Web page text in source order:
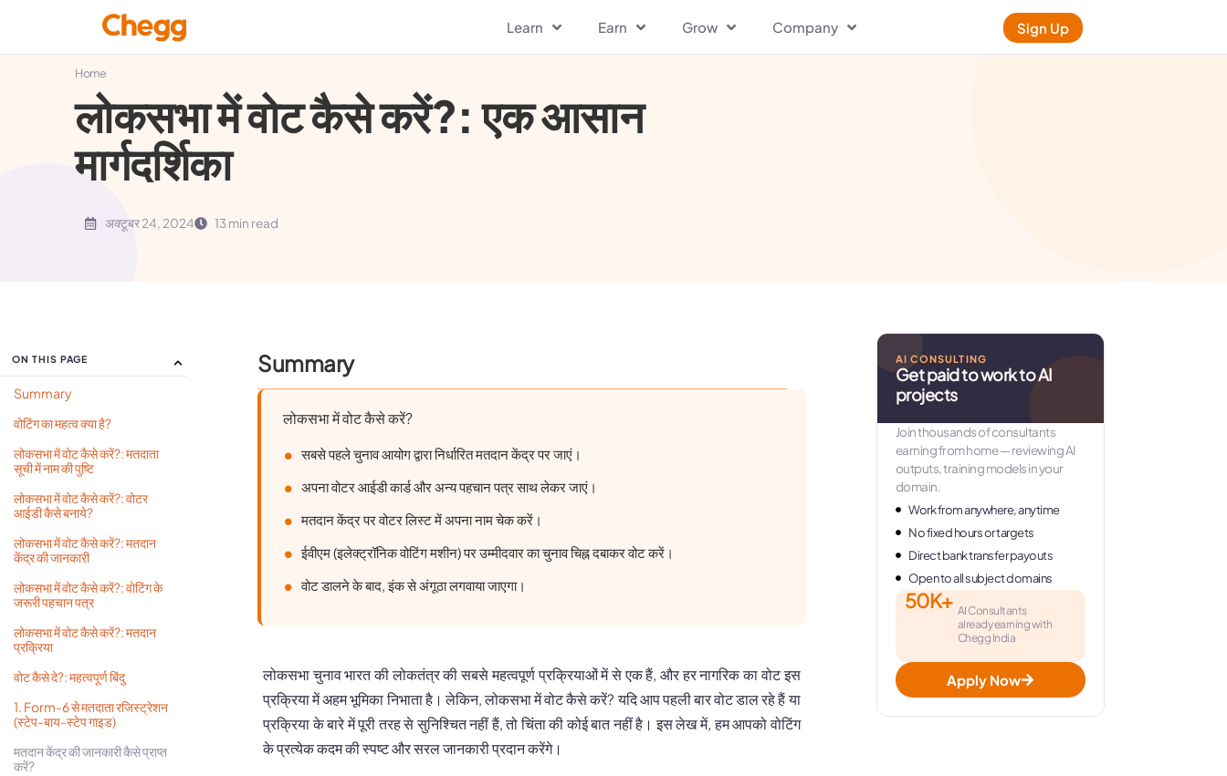
Learn Earn Grow Company Sign Up
Home
लोकसभा में वोट कैसे करें?: एक आसान
मार्गदर्शिका
अक्टूबर 24, 2024 13 min read
ON THIS PAGE
Summary
वोटिंग का महत्व क्या है?
लोकसभा में वोट कैसे करें?: मतदाता
सूची में नाम की पुष्टि
लोकसभा में वोट कैसे करें?: वोटर
आईडी कैसे बनाये?
लोकसभा में वोट कैसे करें?: मतदान
केंद्र की जानकारी
लोकसभा में वोट कैसे करें?: वोटिंग के
जरूरी पहचान पत्र
लोकसभा में वोट कैसे करें?: मतदान
प्रक्रिया
वोट कैसे दे?: महत्वपूर्ण बिंदु
1. Form-6 से मतदाता रजिस्ट्रेशन
(स्टेप-बाय-स्टेप गाइड)
मतदान केंद्र की जानकारी कैसे प्राप्त
करें?
Summary
लोकसभा में वोट कैसे करें?
सबसे पहले चुनाव आयोग द्वारा निर्धारित मतदान केंद्र पर जाएं।
अपना वोटर आईडी कार्ड और अन्य पहचान पत्र साथ लेकर जाएं।
मतदान केंद्र पर वोटर लिस्ट में अपना नाम चेक करें।
ईवीएम (इलेक्ट्रॉनिक वोटिंग मशीन) पर उम्मीदवार का चुनाव चिह्न दबाकर वोट करें।
वोट डालने के बाद, इंक से अंगूठा लगवाया जाएगा।
लोकसभा चुनाव भारत की लोकतंत्र की सबसे महत्वपूर्ण प्रक्रियाओं में से एक हैं, और हर नागरिक का वोट इस
प्रक्रिया में अहम भूमिका निभाता है। लेकिन, लोकसभा में वोट कैसे करें? यदि आप पहली बार वोट डाल रहे हैं या
प्रक्रिया के बारे में पूरी तरह से सुनिश्चित नहीं हैं, तो चिंता की कोई बात नहीं है। इस लेख में, हम आपको वोटिंग
के प्रत्येक कदम की स्पष्ट और सरल जानकारी प्रदान करेंगे।
AI CONSULTING
Get paid to work to AI
projects
Join thousands of consultants
earning from home — reviewing AI
outputs, training models in your
domain.
Work from anywhere, anytime
No fixed hours or targets
Direct bank transfer payouts
Open to all subject domains
50K+ AI Consultants
already earning with
Chegg India
Apply Now